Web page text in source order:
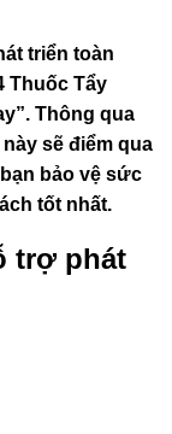
triển toàn
Thuốc Tẩy
Thông qua
sẽ điểm qua
bảo vệ sức
tốt nhất.
trợ phát